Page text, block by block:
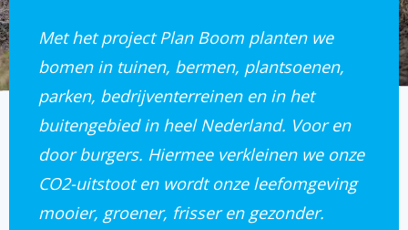
Met het project Plan Boom planten we
bomen in tuinen, bermen, plantsoenen,
parken, bedrijventerreinen en in het
buitengebied in heel Nederland. Voor en
door burgers. Hiermee verkleinen we onze
CO2-uitstoot en wordt onze leefomgeving
mooier, groener, frisser en gezonder.